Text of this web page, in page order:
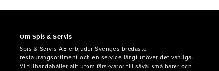
Om Spis & Servis
Spis & Servis AB erbjuder Sveriges bredaste
restaurangsortiment och en service långt utöver det vanliga.
Vi tillhandahåller allt utom färskvaror till såväl små barer och